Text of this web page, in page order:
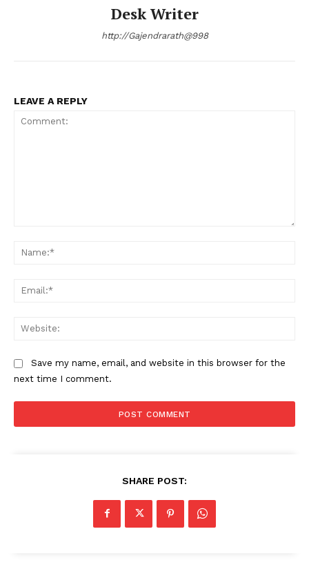
Desk Writer
http://Gajendrarath@998
LEAVE A REPLY
Save my name, email, and website in this browser for the
next time I comment.
SHARE POST: